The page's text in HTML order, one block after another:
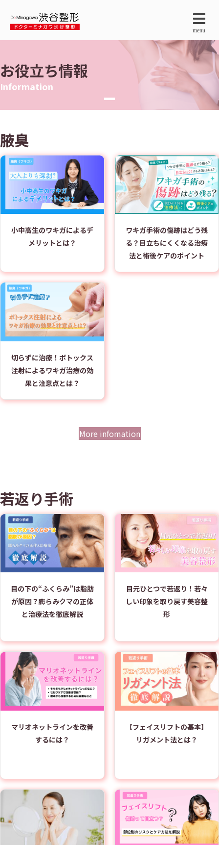
menu
お役立ち情報
Information
腋臭
小中高生のワキガによるデ
メリットとは？
ワキガ手術の傷跡はどう残
る？目立ちにくくなる治療
法と術後ケアのポイント
切らずに治療！ボトックス
注射によるワキガ治療の効
果と注意点とは？
More infomation
若返り手術
目の下の“ふくらみ”は脂肪
が原因？膨らみクマの正体
と治療法を徹底解説
目元ひとつで若返り！若々
しい印象を取り戻す美容整
形
マリオネットラインを改善
するには？
【フェイスリフトの基本】
リガメント法とは？